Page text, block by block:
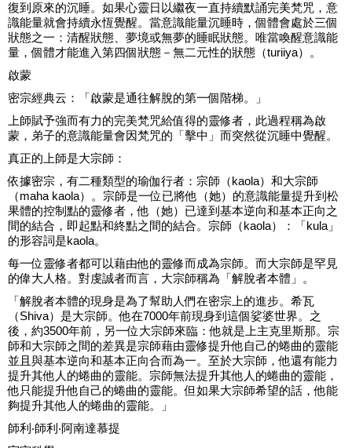
復到原來的沉睡。如果心靈日以繼夜一直持續默誦完美梵咒，意
識能量就會持續永恆覺醒。當意識能量沉睡時，個體會處於三個
狀態之一：清醒狀態、夢境或無夢的睡眠狀態。唯當喚醒意識能
量，個體才能進入第四個狀態－無二元性的狀態（turiiya）。
啟蒙
密宗經典云：「啟蒙是通往解脫的第一個階梯。」
上師賦予強而有力的完美梵咒給值得的靈修者，此過程稱為啟
蒙，弟子的意識能量會因梵咒的「擊中」而突然從沉睡中覺醒。
真正的上師是大宗師：
依據密宗，有二種類型的瑜伽行者：宗師（kaola）和大宗師
（maha kaola）。宗師是一位已將他（她）的意識能量提升到松
果體的控制點的靈修者，他（她）已達到基本逆向和基本正向之
間的結合，即起點和終點之間的結合。宗師（kaola）：「kula」
的形容詞是kaola。
每一位靈修者都可以藉由他的靈修而成為宗師。而大宗師是罕見
的偉大人格。對虔誠者而言，大宗師稱為「解脫者本體」。
「解脫者本體的現身是為了幫助人們在密宗上的進步。希瓦
（Shiva）是大宗師。他在7000年前現身到這個娑婆世界。之
後，約3500年前，另一位大宗師來臨：他就是上主克里斯那。宗
師和大宗師之間的差異是宗師藉由靈修提升他自己的蜷曲的靈能
並且與基本逆向和基本正向合而為一。至於大宗師，他還有能力
提升其他人的蜷曲的靈能。宗師無法提升其他人的蜷曲的靈能，
他只能提升他自己的蜷曲的靈能。但如果大宗師希望的話，他能
夠提升其他人的蜷曲的靈能。」
師利‧師利‧阿南達慕提